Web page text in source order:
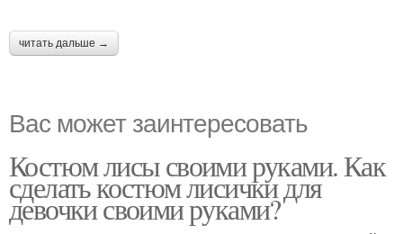
читать дальше →
Вас может заинтересовать
Костюм лисы своими руками. Как
сделать костюм лисички для
девочки своими руками?